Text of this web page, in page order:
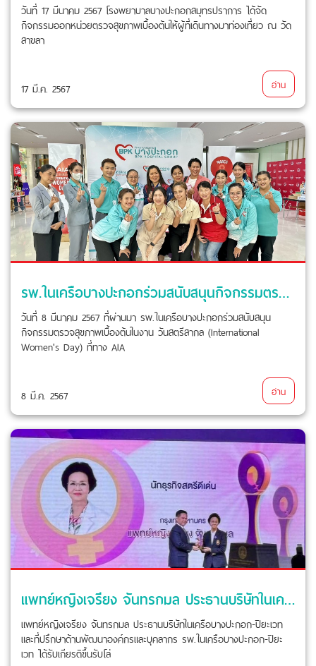
วันที่ 17 มีนาคม 2567 โรงพยาบาลบางปะกอกสมุทรปราการ ได้จัด
กิจกรรมออกหน่วยตรวจสุขภาพเบื้องต้นให้ผู้ที่เดินทางมาท่องเที่ยว ณ วัด
สาขลา
17 มี.ค. 2567 อ่าน
รพ.ในเครือบางปะกอกร่วมสนับสนุนกิจกรรมตรวจสุขภาพเบื้องต้นในงาน วันสตรีสากล
วันที่ 8 มีนาคม 2567 ที่ผ่านมา รพ.ในเครือบางปะกอกร่วมสนับสนุน
กิจกรรมตรวจสุขภาพเบื้องต้นในงาน วันสตรีสากล (International
Women's Day) ที่ทาง AIA
8 มี.ค. 2567 อ่าน
แพทย์หญิงเจรียง จันทรกมล ประธานบริษัทในเครือบางปะกอก-ปิยะเวท รับโล่ประกาศเกียรติคุณสตรี บุคคล และหน่วยงานองค์กรดีเด่น ในสาขารางวัลนักธุรกิจสตรีหญิงดีเด่นประจำปี 2567
แพทย์หญิงเจรียง จันทรกมล ประธานบริษัทในเครือบางปะกอก-ปิยะเวท
และที่ปรึกษาด้านพัฒนาองค์กรและบุคลากร รพ.ในเครือบางปะกอก-ปิยะ
เวท ได้รับเกียรติขึ้นรับโล่